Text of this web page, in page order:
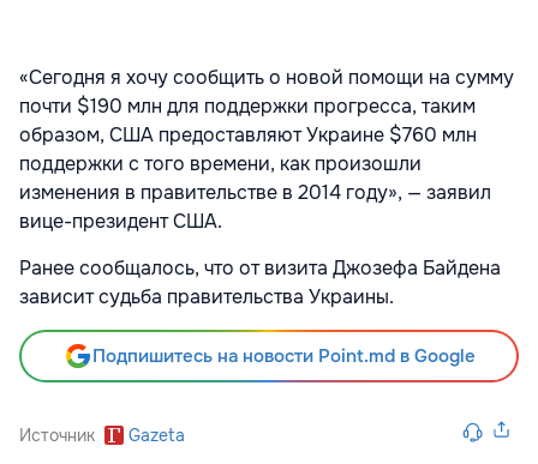
«Сегодня я хочу сообщить о новой помощи на сумму
почти $190 млн для поддержки прогресса, таким
образом, США предоставляют Украине $760 млн
поддержки с того времени, как произошли
изменения в правительстве в 2014 году», — заявил
вице-президент США.
Ранее сообщалось, что от визита Джозефа Байдена
зависит судьба правительства Украины.
Подпишитесь на новости Point.md в Google
Источник Gazeta